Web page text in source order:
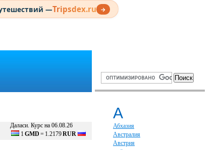
—Tripsdex.ru →
Даласи. Курс на 06.08.26
1 GMD = 1.2179RUR
А
Абхазия
Австралия
Австрия